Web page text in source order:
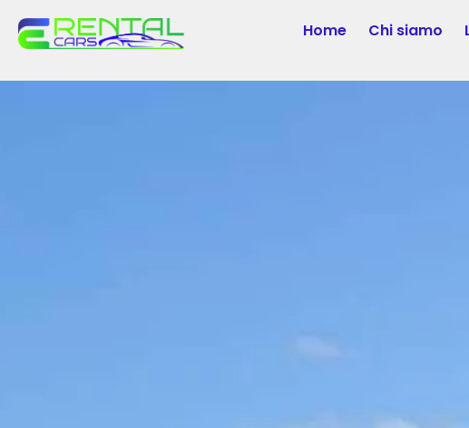
Home Chi siamo